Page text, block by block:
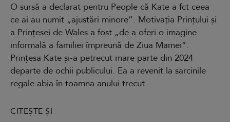
O sursă a declarat pentru People că Kate a fct ceea
ce ai au numit „ajustări minore”. Motivația Prințului și
a Prințesei de Wales a fost „de a oferi o imagine
informală a familiei împreună de Ziua Mamei”.
Prințesa Kate și-a petrecut mare parte din 2024
departe de ochii publicului. Ea a revenit la sarcinile
regale abia în toamna anului trecut.
CITEȘTE ȘI